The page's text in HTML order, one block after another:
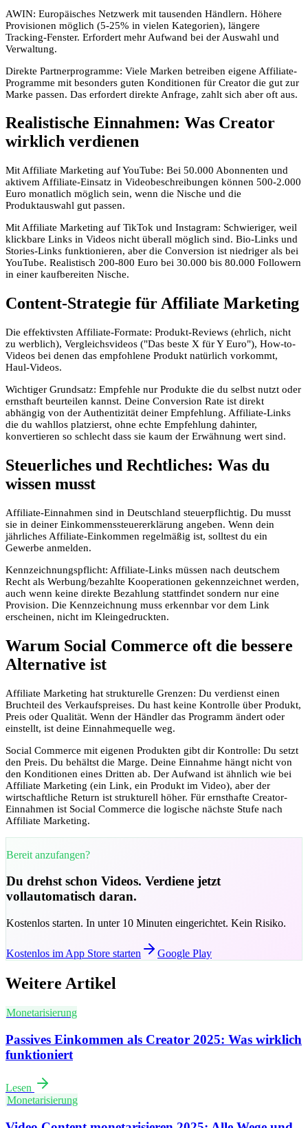
AWIN: Europäisches Netzwerk mit tausenden Händlern. Höhere
Provisionen möglich (5-25% in vielen Kategorien), längere
Tracking-Fenster. Erfordert mehr Aufwand bei der Auswahl und
Verwaltung.
Direkte Partnerprogramme: Viele Marken betreiben eigene Affiliate-
Programme mit besonders guten Konditionen für Creator die gut zur
Marke passen. Das erfordert direkte Anfrage, zahlt sich aber oft aus.
Realistische Einnahmen: Was Creator
wirklich verdienen
Mit Affiliate Marketing auf YouTube: Bei 50.000 Abonnenten und
aktivem Affiliate-Einsatz in Videobeschreibungen können 500-2.000
Euro monatlich möglich sein, wenn die Nische und die
Produktauswahl gut passen.
Mit Affiliate Marketing auf TikTok und Instagram: Schwieriger, weil
klickbare Links in Videos nicht überall möglich sind. Bio-Links und
Stories-Links funktionieren, aber die Conversion ist niedriger als bei
YouTube. Realistisch 200-800 Euro bei 30.000 bis 80.000 Followern
in einer kaufbereiten Nische.
Content-Strategie für Affiliate Marketing
Die effektivsten Affiliate-Formate: Produkt-Reviews (ehrlich, nicht
zu werblich), Vergleichsvideos ("Das beste X für Y Euro"), How-to-
Videos bei denen das empfohlene Produkt natürlich vorkommt,
Haul-Videos.
Wichtiger Grundsatz: Empfehle nur Produkte die du selbst nutzt oder
ernsthaft beurteilen kannst. Deine Conversion Rate ist direkt
abhängig von der Authentizität deiner Empfehlung. Affiliate-Links
die du wahllos platzierst, ohne echte Empfehlung dahinter,
konvertieren so schlecht dass sie kaum der Erwähnung wert sind.
Steuerliches und Rechtliches: Was du
wissen musst
Affiliate-Einnahmen sind in Deutschland steuerpflichtig. Du musst
sie in deiner Einkommenssteuererklärung angeben. Wenn dein
jährliches Affiliate-Einkommen regelmäßig ist, solltest du ein
Gewerbe anmelden.
Kennzeichnungspflicht: Affiliate-Links müssen nach deutschem
Recht als Werbung/bezahlte Kooperationen gekennzeichnet werden,
auch wenn keine direkte Bezahlung stattfindet sondern nur eine
Provision. Die Kennzeichnung muss erkennbar vor dem Link
erscheinen, nicht im Kleingedruckten.
Warum Social Commerce oft die bessere
Alternative ist
Affiliate Marketing hat strukturelle Grenzen: Du verdienst einen
Bruchteil des Verkaufspreises. Du hast keine Kontrolle über Produkt,
Preis oder Qualität. Wenn der Händler das Programm ändert oder
einstellt, ist deine Einnahmequelle weg.
Social Commerce mit eigenen Produkten gibt dir Kontrolle: Du setzt
den Preis. Du behältst die Marge. Deine Einnahme hängt nicht von
den Konditionen eines Dritten ab. Der Aufwand ist ähnlich wie bei
Affiliate Marketing (ein Link, ein Produkt im Video), aber der
wirtschaftliche Return ist strukturell höher. Für ernsthafte Creator-
Einnahmen ist Social Commerce die logische nächste Stufe nach
Affiliate Marketing.
Bereit anzufangen?
Du drehst schon Videos. Verdiene jetzt
vollautomatisch daran.
Kostenlos starten. In unter 10 Minuten eingerichtet. Kein Risiko.
Kostenlos im App Store starten Google Play
Weitere Artikel
Monetarisierung
Passives Einkommen als Creator 2025: Was wirklich
funktioniert
Lesen
Monetarisierung